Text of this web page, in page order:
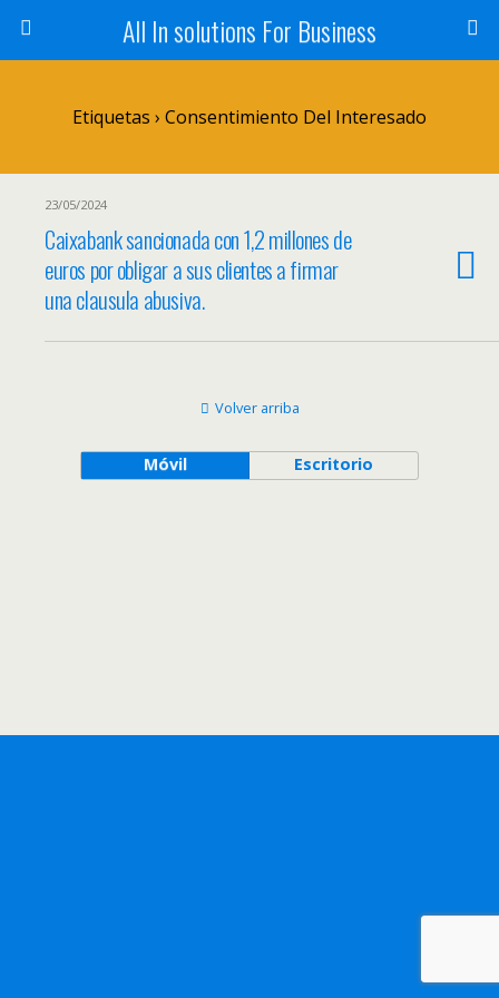
All In solutions For Business
Etiquetas › Consentimiento Del Interesado
23/05/2024
Caixabank sancionada con 1,2 millones de
euros por obligar a sus clientes a firmar
una clausula abusiva.
Volver arriba
Móvil Escritorio